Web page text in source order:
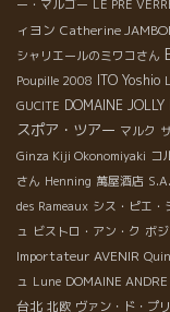
ー・マルゴー LE PRE
ィヨン Catherine
シャリエールのミワコさん
Poupille 2008 ITO Yoshio
GUCITE DOMAINE JOLLY
スポア・ツアー マルク
Ginza Kiji Okonomiyaki コ
さん Henning 萬屋酒店
des Rameaux シス・ピエ・
ュ ビストロ・アン・ク ボ
Importateur AVENIR
ュ Lune DOMAINE
台北 北欧 ヴァン・ド・プ